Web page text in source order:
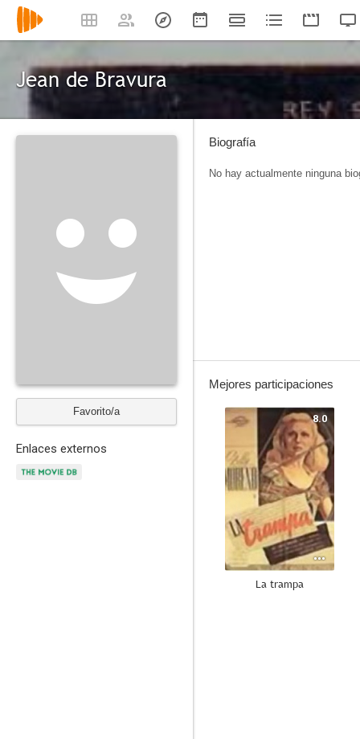
Jean de Bravura
Favorito/a
Enlaces externos
Biografía
No hay actualmente ninguna
Mejores participaciones
8.0
La trampa